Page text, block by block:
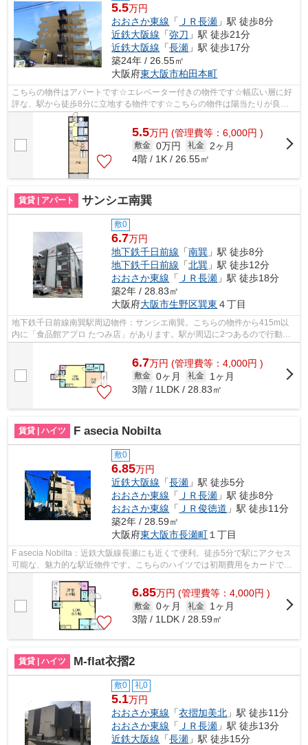
5.5万円
おおさか東線 「 ＪＲ長瀬 」駅 徒歩8分
近鉄大阪線 「弥刀 」駅 徒歩21分
近鉄大阪線 「長瀬 」駅 徒歩17分
築24年 / 26.55㎡
大阪府東大阪市柏田本町
こちらの物件はアパートです☆エレベーター付きの物件です☆幅広い層に好
評な、駅から徒歩8分に立地する物件です☆こちらの物件は陽当たりが良好
です☆地域によっては建物の高さの制限があ...
5.5万円 (管理費等：6,000円 )
敷金 0万円 礼金
2ヶ月
4階 / 1K / 26.55㎡
賃貸 | アパート サンシエ南巽
敷0
6.7万円
地下鉄千日前線 「南巽 」駅 徒歩8分
地下鉄千日前線 「北巽 」駅 徒歩12分
おおさか東線 「 ＪＲ長瀬 」駅 徒歩18分
築2年 / 28.83㎡
大阪府大阪市生野区巽東 ４丁目
地下鉄千日前線南巽駅周辺物件：サンシエ南巽。こちらの物件から415m以
内に「食品館アプロ たつみ店」があります。駅が周辺に2つあるので行動範
6.7万円 (管理費等：4,000円 )
敷金 0ヶ月 礼金
1ヶ月
3階 / 1LDK / 28.83㎡
賃貸 | ハイツ F asecia Nobilta
敷0
6.85万円
近鉄大阪線 「長瀬 」駅 徒歩5分
おおさか東線 「 ＪＲ長瀬 」駅 徒歩8分
おおさか東線 「 ＪＲ俊徳道 」駅 徒歩11分
築2年 / 28.59㎡
大阪府東大阪市長瀬町 １丁目
F asecia Nobilta：近鉄大阪線長瀬にも近くて便利。徒歩5分で駅にアクセス
可能な、魅力的な駅近物件です。こちらのハイツでは初期費用をカードでお
6.85万円 (管理費等：4,000円 )
敷金 0ヶ月 礼金
1ヶ月
3階 / 1LDK / 28.59㎡
賃貸 | ハイツ M-flat衣摺2
敷0 礼0
5.1万円
おおさか東線 「衣摺加美北 」駅 徒歩11分
おおさか東線 「 ＪＲ長瀬 」駅 徒歩13分
近鉄大阪線 「長瀬 」駅 徒歩15分